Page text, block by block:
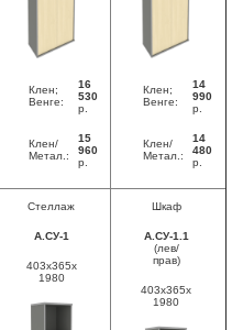
Клен;
Венге:
16
530
р.
Клен/
Метал.:
15
960
р.
Клен;
Венге:
14
990
р.
Клен/
Метал.:
14
480
р.
Стеллаж
А.СУ-1
403x365x
1980
Шкаф
А.СУ-1.1
(лев/
прав)
403x365x
1980